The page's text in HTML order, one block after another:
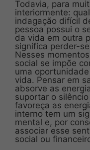
Todavia, para
interiormente:
indagação difícil
pessoa possui o
da vida em outra
significa perder-
Nesses
social se impõe
uma
vida. Pensar em
absorve as
suportar o
favoreça as
interno tem um
mental e, por
associar esse
social ou